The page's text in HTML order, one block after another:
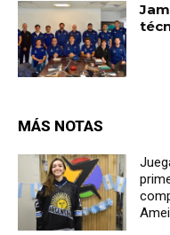
MÁS NOTAS